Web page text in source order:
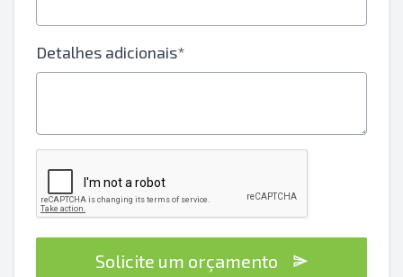
Detalhes adicionais*
Solicite um orçamento